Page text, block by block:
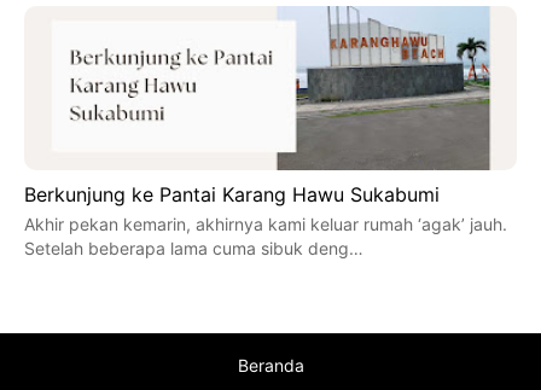
Berkunjung ke Pantai Karang Hawu Sukabumi
Akhir pekan kemarin, akhirnya kami keluar rumah ‘agak’ jauh.
Setelah beberapa lama cuma sibuk deng…
Beranda